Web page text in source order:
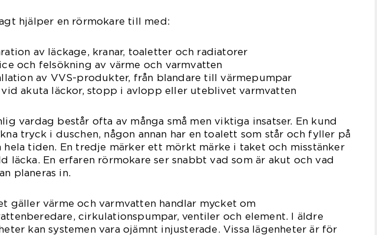
hjälper en rörmokare till med:
av läckage, kranar, toaletter och radiatorer
och felsökning av värme och varmvatten
av VVS-produkter, från blandare till värmepumpar
akuta läckor, stopp i avlopp eller uteblivet varmvatten
vardag består ofta av många små men viktiga insatser. En kund
tryck i duschen, någon annan har en toalett som står och fyller på
hela tiden. En tredje märker ett mörkt märke i taket och misstänker
läcka. En erfaren rörmokare ser snabbt vad som är akut och vad
planeras in.
gäller värme och varmvatten handlar mycket om
cirkulationspumpar, ventiler och element. I äldre
kan systemen vara ojämnt injusterade. Vissa lägenheter är för